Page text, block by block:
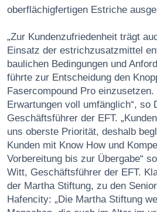
oberflächigfertigen Estriche
„Zur Kundenzufriedenheit trägt
Einsatz der estrichzusatzmittel
baulichen Bedingungen und
führte zur Entscheidung den
Fasercompound Pro
Erwartungen voll umfänglich“, so
Geschäftsführer der EFT.
uns oberste Priorität, deshalb
Kunden mit Know How und
Vorbereitung bis zur Übergabe“
Witt, Geschäftsführer der EFT.
der Martha Stiftung, zu den
Hafencity: „Die Martha Stiftung